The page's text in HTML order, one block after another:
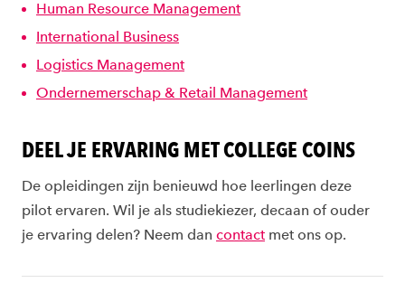
Human Resource Management
International Business
Logistics Management
Ondernemerschap & Retail Management
DEEL JE ERVARING MET COLLEGE COINS
De opleidingen zijn benieuwd hoe leerlingen deze
pilot ervaren. Wil je als studiekiezer, decaan of ouder
je ervaring delen? Neem dan contact met ons op.